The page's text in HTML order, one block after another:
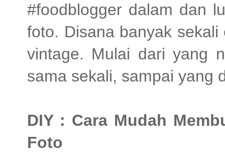
#foodblogger dalam dan
foto. Disana banyak
vintage. Mulai dari yang
sama sekali, sampai yang
DIY : Cara Mudah
Foto